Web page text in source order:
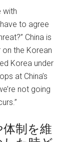
with
to agree
China is
the Korean
Korea under
at China’s
not going
制を維